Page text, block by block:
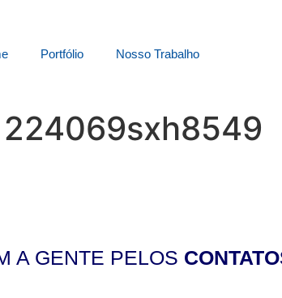
Portfólio Nosso Trabalho
224069sxh8549
A GENTE PELOS